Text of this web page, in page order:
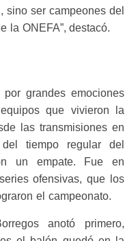
sino ser campeones del
la ONEFA”, destacó.
grandes emociones
que vivieron la
las transmisiones en
tiempo regular del
un empate. Fue en
ofensivas, que los
el campeonato.
anotó primero,